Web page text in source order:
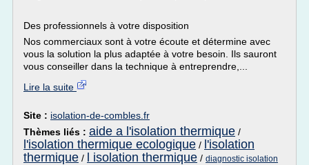
Des professionnels à votre disposition
Nos commerciaux sont à votre écoute et détermine avec
vous la solution la plus adaptée à votre besoin. Ils sauront
vous conseiller dans la technique à entreprendre,...
Lire la suite
Site : isolation-de-combles.fr
Thèmes liés : aide a l'isolation thermique /
l'isolation thermique ecologique / l'isolation
thermique / l isolation thermique / diagnostic isolation